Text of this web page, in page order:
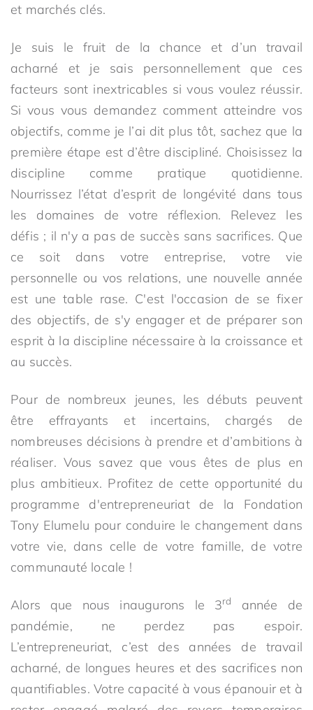
et marchés clés.
Je suis le fruit de la chance et d’un travail
acharné et je sais personnellement que ces
facteurs sont inextricables si vous voulez réussir.
Si vous vous demandez comment atteindre vos
objectifs, comme je l’ai dit plus tôt, sachez que la
première étape est d’être discipliné. Choisissez la
discipline comme pratique quotidienne.
Nourrissez l’état d’esprit de longévité dans tous
les domaines de votre réflexion. Relevez les
défis ; il n'y a pas de succès sans sacrifices. Que
ce soit dans votre entreprise, votre vie
personnelle ou vos relations, une nouvelle année
est une table rase. C'est l'occasion de se fixer
des objectifs, de s'y engager et de préparer son
esprit à la discipline nécessaire à la croissance et
au succès.
Pour de nombreux jeunes, les débuts peuvent
être effrayants et incertains, chargés de
nombreuses décisions à prendre et d’ambitions à
réaliser. Vous savez que vous êtes de plus en
plus ambitieux. Profitez de cette opportunité du
programme d'entrepreneuriat de la Fondation
Tony Elumelu pour conduire le changement dans
votre vie, dans celle de votre famille, de votre
communauté locale !
Alors que nous inaugurons le 3rd
année de
pandémie, ne perdez pas espoir.
L’entrepreneuriat, c’est des années de travail
acharné, de longues heures et des sacrifices non
quantifiables. Votre capacité à vous épanouir et à